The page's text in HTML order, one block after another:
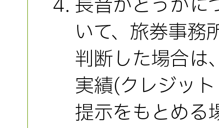
長音かどうかに
いて、旅券事務
判断した場合は
実績(クレジッ
提示をもとめる